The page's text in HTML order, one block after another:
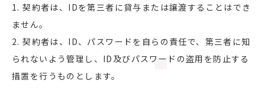
1. 契約者は、IDを第三者に貸与または譲渡することはでき
ません。
2. 契約者は、ID、パスワードを自らの責任で、第三者に知
られないよう管理し、ID及びパスワードの盗用を防止する
措置を行うものとします。